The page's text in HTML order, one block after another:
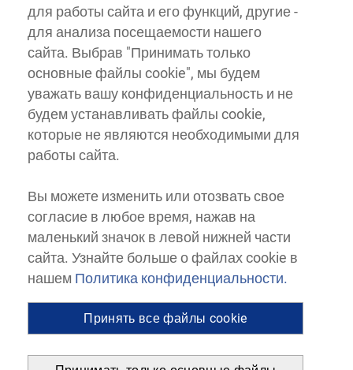
для работы сайта и его функций, другие -
для анализа посещаемости нашего
сайта. Выбрав "Принимать только
основные файлы cookie", мы будем
уважать вашу конфиденциальность и не
будем устанавливать файлы cookie,
которые не являются необходимыми для
работы сайта.
Вы можете изменить или отозвать свое
согласие в любое время, нажав на
маленький значок в левой нижней части
сайта. Узнайте больше о файлах cookie в
нашем Политика конфиденциальности.
Принять все файлы cookie